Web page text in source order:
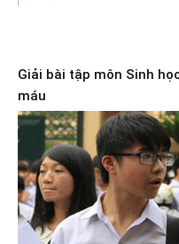
Giải bài tập môn Sinh
máu